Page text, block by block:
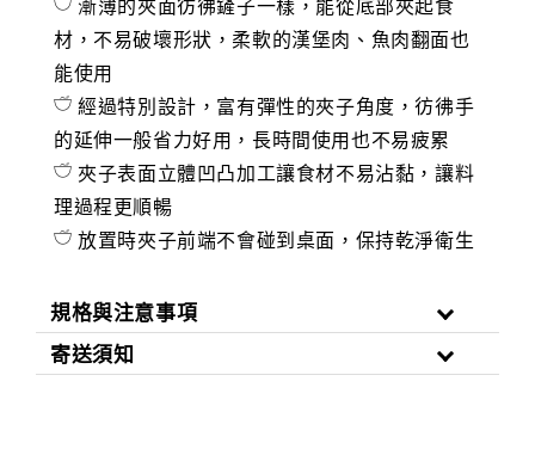
材，不易破壞形狀，柔軟的漢堡肉、魚肉翻面也
能使用
𓎩 經過特別設計，富有彈性的夾子角度，彷彿手
的延伸一般省力好用，長時間使用也不易疲累
𓎩 夾子表面立體凹凸加工讓食材不易沾黏，讓料
理過程更順暢
𓎩 放置時夾子前端不會碰到桌面，保持乾淨衛生
規格與注意事項
寄送須知